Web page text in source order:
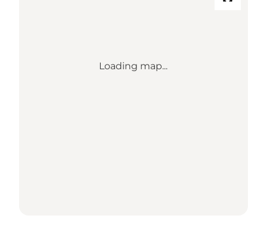
Loading map...